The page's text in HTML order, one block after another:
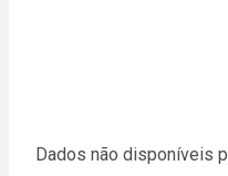
Dados não disponíveis